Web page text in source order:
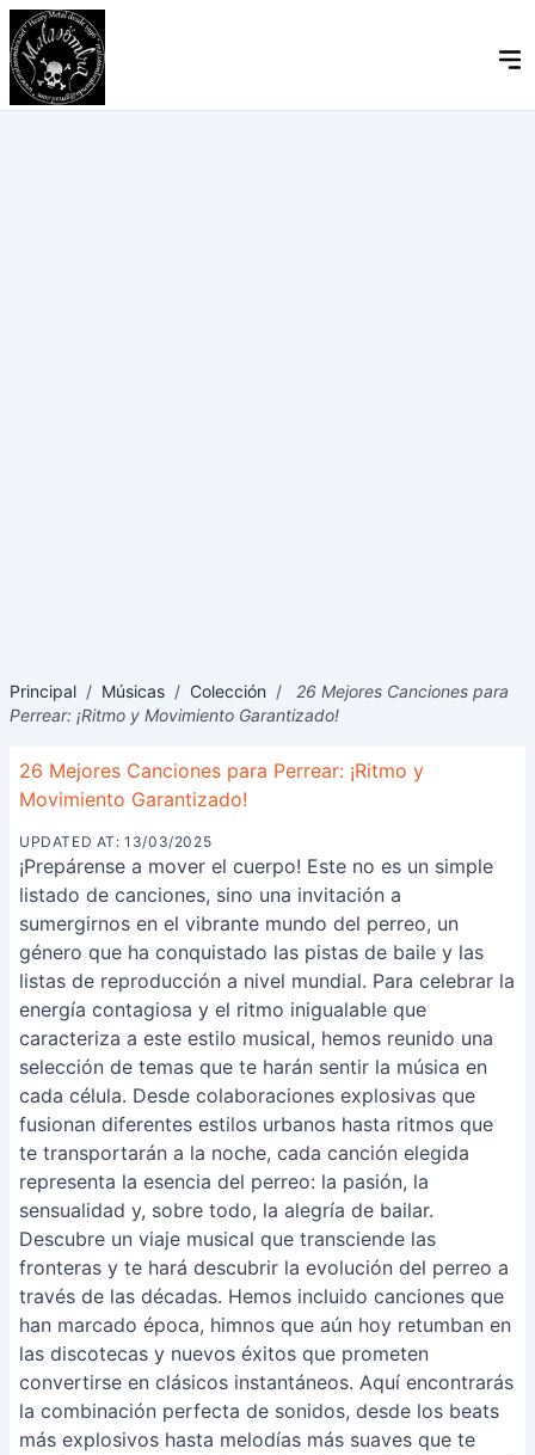
Principal / Músicas / Colección /
26 Mejores Canciones para
Perrear: ¡Ritmo y Movimiento Garantizado!
26 Mejores Canciones para Perrear: ¡Ritmo y
Movimiento Garantizado!
UPDATED AT: 13/03/2025
¡Prepárense a mover el cuerpo! Este no es un simple
listado de canciones, sino una invitación a
sumergirnos en el vibrante mundo del perreo, un
género que ha conquistado las pistas de baile y las
listas de reproducción a nivel mundial. Para celebrar la
energía contagiosa y el ritmo inigualable que
caracteriza a este estilo musical, hemos reunido una
selección de temas que te harán sentir la música en
cada célula. Desde colaboraciones explosivas que
fusionan diferentes estilos urbanos hasta ritmos que
te transportarán a la noche, cada canción elegida
representa la esencia del perreo: la pasión, la
sensualidad y, sobre todo, la alegría de bailar.
Descubre un viaje musical que transciende las
fronteras y te hará descubrir la evolución del perreo a
través de las décadas. Hemos incluido canciones que
han marcado época, himnos que aún hoy retumban en
las discotecas y nuevos éxitos que prometen
convertirse en clásicos instantáneos. Aquí encontrarás
la combinación perfecta de sonidos, desde los beats
más explosivos hasta melodías más suaves que te